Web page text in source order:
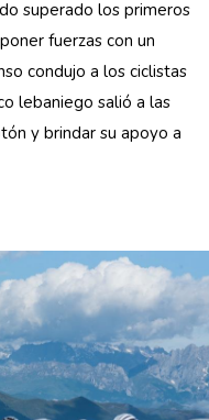
superado los primeros
fuerzas con un
condujo a los ciclistas
lebaniego salió a las
y brindar su apoyo a